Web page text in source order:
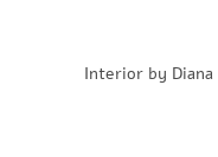
Interior by